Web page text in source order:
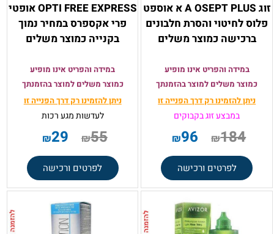
זוג A OSEPT PLUS א אוספט
פלוס לחיטוי והסרת חלבונים
ברכישה כמוצר משלים
במידה והפריט אינו מופיע
כמוצר משלים למוצר בהזמנתך
ניתן להזמינו רק דרך הפנייה זו
במבצע זוג בקבוקים
₪184
₪96
לפרטים ורכישה
OPTI FREE EXPRESS אופטי
פרי אקספרס במחיר נמוך
בקנייה כמוצר משלים
במידה והפריט אינו מופיע
כמוצר משלים למוצר בהזמנתך
ניתן להזמינו רק דרך הפנייה זו
לעדשות מגע רכות
₪55
₪29
לפרטים ורכישה